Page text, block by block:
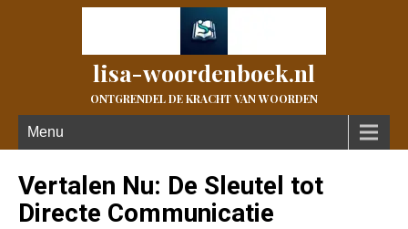
lisa-woordenboek.nl
ONTGRENDEL DE KRACHT VAN WOORDEN
Menu
Vertalen Nu: De Sleutel tot
Directe Communicatie